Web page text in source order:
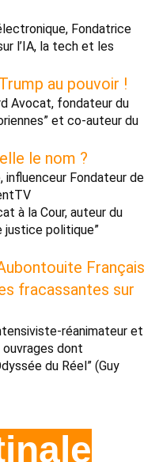
Fondatrice
l’IA, la tech et les
au pouvoir !
Avocat, fondateur du
et co-auteur du
le nom ?
influenceur Fondateur de
à la Cour, auteur du
justice politique”
fracassantes sur
réanimateur et
dont
du Réel” (Guy